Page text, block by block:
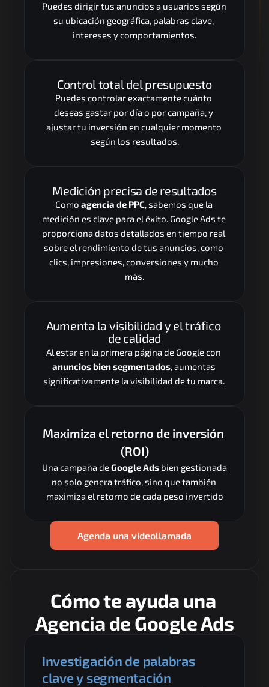
Puedes dirigir tus anuncios a usuarios según
su ubicación geográfica, palabras clave,
intereses y comportamientos.
Control total del presupuesto
Puedes controlar exactamente cuánto
deseas gastar por día o por campaña, y
ajustar tu inversión en cualquier momento
según los resultados.
Medición precisa de resultados
Como agencia de PPC, sabemos que la
medición es clave para el éxito. Google Ads te
proporciona datos detallados en tiempo real
sobre el rendimiento de tus anuncios, como
clics, impresiones, conversiones y mucho
más.
Aumenta la visibilidad y el tráfico
de calidad
anuncios bien segmentados, aumentas
significativamente la visibilidad de tu marca.
Maximiza el retorno de inversión
(ROI)
Una campaña de Google Ads bien gestionada
no solo genera tráfico, sino que también
maximiza el retorno de cada peso invertido
Agenda una videollamada
Cómo te ayuda una
Agencia de Google Ads
Investigación de palabras
clave y segmentación